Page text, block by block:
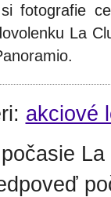
fotografie
La
akciové